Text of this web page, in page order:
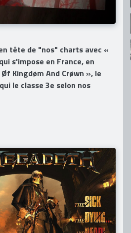
tête de "nos" charts avec «
s'impose en France, en
Kingdøm And Crøwn », le